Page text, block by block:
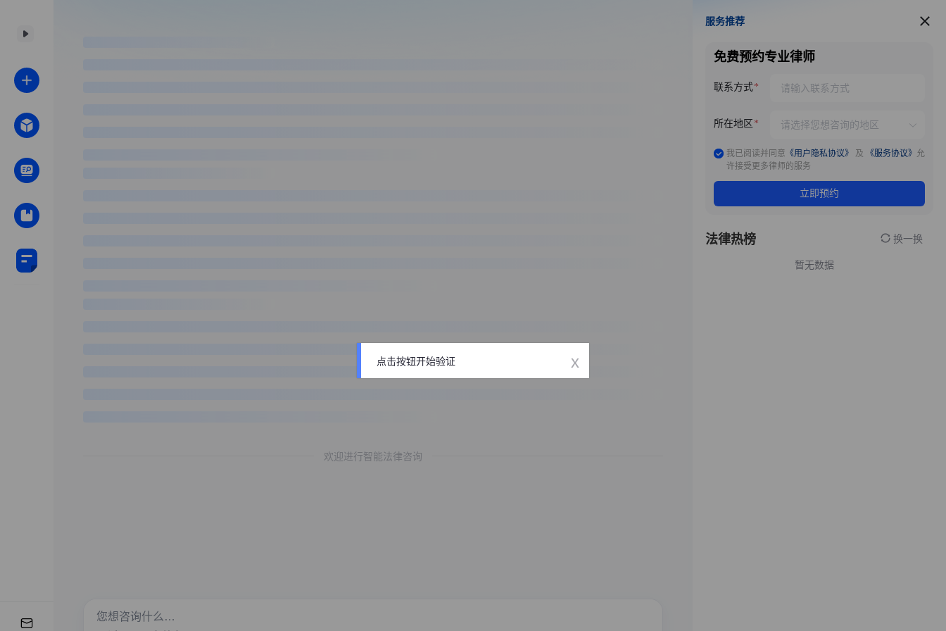
欢迎进行智能法律咨询
服务推荐
服务推荐
免费预约专业律师
联系方式
所在地区
我已阅读并同意 《用户隐私协议》 及 《服务协议》 允
许接受更多律师的服务
立即预约
法律热榜 换一换
暂无数据
点击按钮开始验证 x